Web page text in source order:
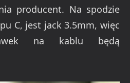
producent. Na spodzie
C, jest jack 3.5mm, więc
na kablu będą